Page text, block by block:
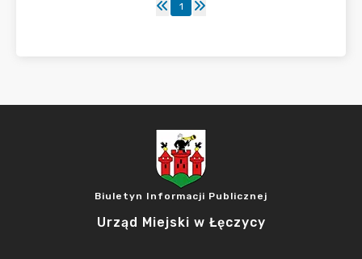
1
Biuletyn Informacji Publicznej
Urząd Miejski w Łęczycy